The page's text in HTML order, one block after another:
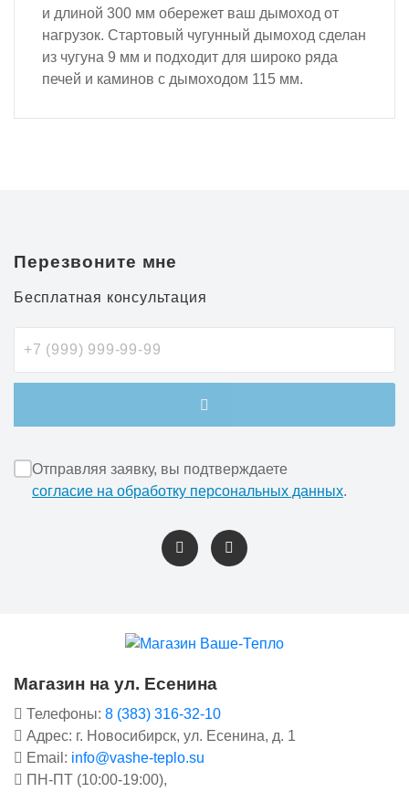
и длиной 300 мм обережет ваш дымоход от
нагрузок. Стартовый чугунный дымоход сделан
из чугуна 9 мм и подходит для широко ряда
печей и каминов с дымоходом 115 мм.
Перезвоните мне
Бесплатная консультация
Отправляя заявку, вы подтверждаете
согласие на обработку персональных данных.
Магазин на ул. Есенина
Телефоны: 8 (383) 316-32-10
Адрес: г. Новосибирск, ул. Есенина, д. 1
Email: info@vashe-teplo.su
ПН-ПТ (10:00-19:00),